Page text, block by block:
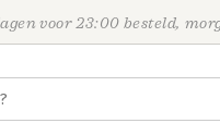
voor 23:00 besteld,